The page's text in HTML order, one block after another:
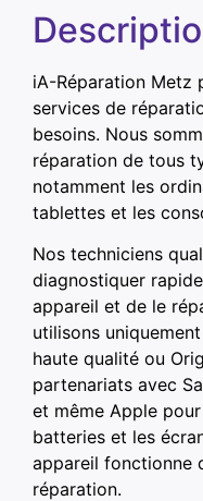
iA-Réparation Metz
services de
besoins. Nous
réparation de tous
notamment les
tablettes et les
Nos techniciens
diagnostiquer
appareil et de le
utilisons
haute qualité ou
partenariats avec
et même Apple
batteries et les
appareil fonctionne
réparation.